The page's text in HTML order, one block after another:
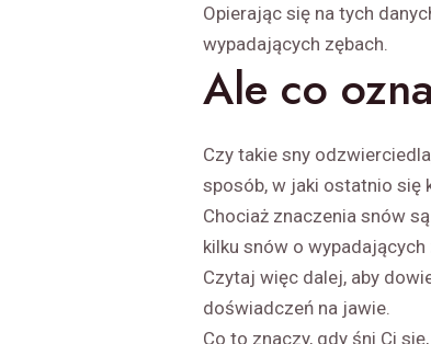
Opierając się na tych
wypadających zębach.
Ale co
Czy takie sny
sposób, w jaki ostatnio się
Chociaż znaczenia snów
kilku snów o wypadających
Czytaj więc dalej, aby
doświadczeń na jawie.
Co to znaczy, gdy śni Ci